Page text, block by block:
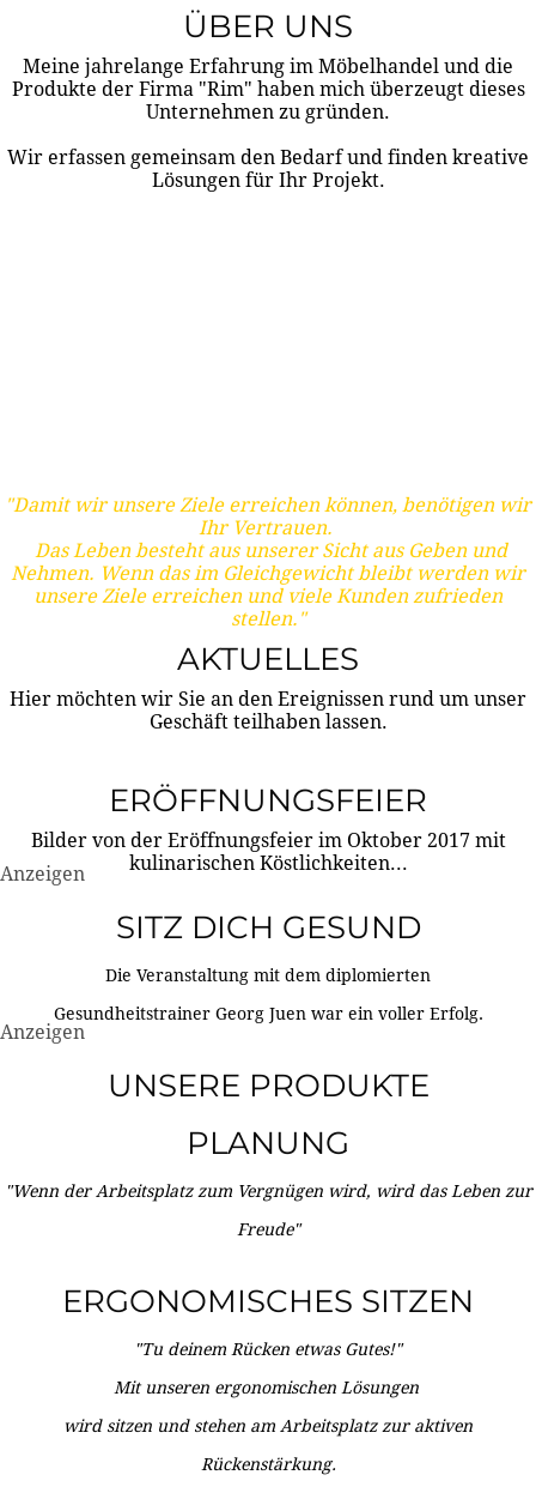
ÜBER UNS
Meine jahrelange Erfahrung im Möbelhandel und die
Produkte der Firma "Rim" haben mich überzeugt dieses
Unternehmen zu gründen.
Wir erfassen gemeinsam den Bedarf und finden kreative
Lösungen für Ihr Projekt.
"Damit wir unsere Ziele erreichen können, benötigen wir
Ihr Vertrauen.
Das Leben besteht aus unserer Sicht aus Geben und
Nehmen. Wenn das im Gleichgewicht bleibt werden wir
unsere Ziele erreichen und viele Kunden zufrieden
stellen."
AKTUELLES
Hier möchten wir Sie an den Ereignissen rund um unser
Geschäft teilhaben lassen.
ERÖFFNUNGSFEIER
Bilder von der Eröffnungsfeier im Oktober 2017 mit
kulinarischen Köstlichkeiten...
Anzeigen
SITZ DICH GESUND
Die Veranstaltung mit dem diplomierten
Gesundheitstrainer Georg Juen war ein voller Erfolg.
Anzeigen
UNSERE PRODUKTE
PLANUNG
"Wenn der Arbeitsplatz zum Vergnügen wird, wird das Leben zur
Freude"
ERGONOMISCHES SITZEN
"Tu deinem Rücken etwas Gutes!"
Mit unseren ergonomischen Lösungen
wird sitzen und stehen am Arbeitsplatz zur aktiven
Rückenstärkung.